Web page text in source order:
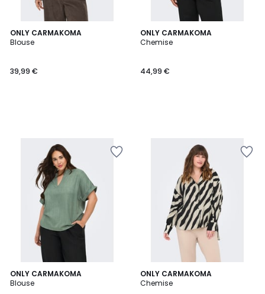
ONLY CARMAKOMA
Blouse
39,99 €
ONLY CARMAKOMA
Chemise
44,99 €
ONLY CARMAKOMA
Blouse
3
Couleurs
ONLY CARMAKOMA
Chemise